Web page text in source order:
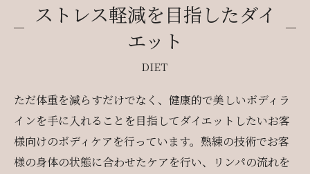
ストレス軽減を目指したダイ
エット
DIET
ただ体重を減らすだけでなく、健康的で美しいボディラ
インを手に入れることを目指してダイエットしたいお客
様向けのボディケアを行っています。熟練の技術でお客
様の身体の状態に合わせたケアを行い、リンパの流れを